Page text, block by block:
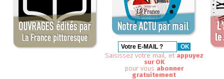
Saisissez votre mail, et appuyez
sur OK
pour vous abonner
gratuitement